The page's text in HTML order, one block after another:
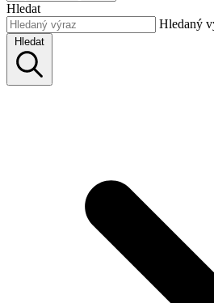
Hledat
Hledaný
Hledat